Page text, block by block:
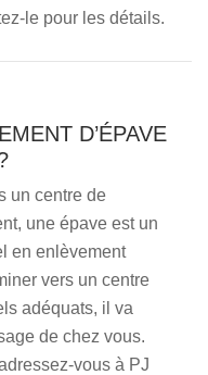
le pour les détails.
D’ÉPAVE
un centre de
une épave est un
en enlèvement
vers un centre
adéquats, il va
de chez vous.
vous à PJ